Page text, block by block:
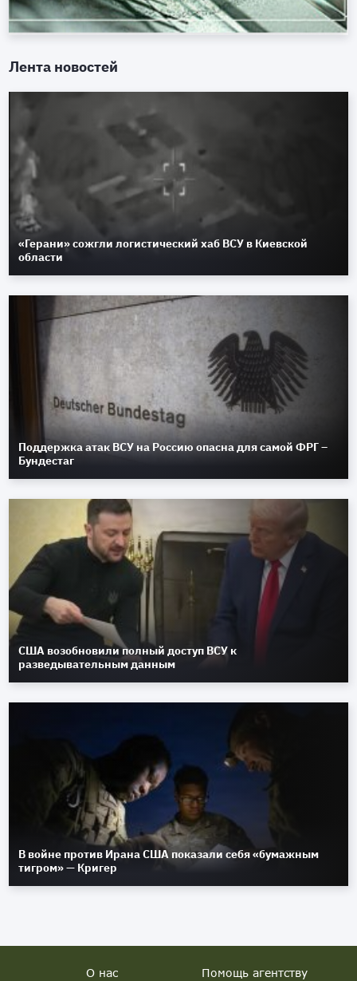
Лента новостей
«Герани» сожгли логистический хаб ВСУ в Киевской
области
Поддержка атак ВСУ на Россию опасна для самой ФРГ –
Бундестаг
США возобновили полный доступ ВСУ к
разведывательным данным
В войне против Ирана США показали себя «бумажным
тигром» — Кригер
О нас Помощь агентству